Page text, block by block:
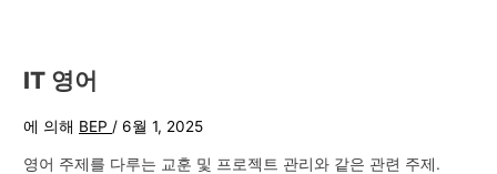
IT 영어
에 의해 BEP /6월 1, 2025
영어 주제를 다루는 교훈 및 프로젝트 관리와 같은 관련 주제.